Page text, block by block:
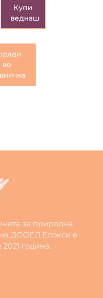
Купи
веднаш
во
за природна
ДООЕЛ Елокси е
година.